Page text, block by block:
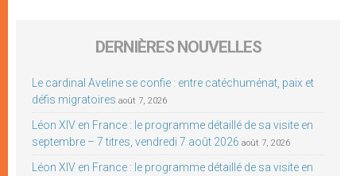
DERNIÈRES NOUVELLES
Le cardinal Aveline se confie : entre catéchuménat, paix et
défis migratoires août 7, 2026
Léon XIV en France : le programme détaillé de sa visite en
septembre – 7 titres, vendredi 7 août 2026 août 7, 2026
Léon XIV en France : le programme détaillé de sa visite en